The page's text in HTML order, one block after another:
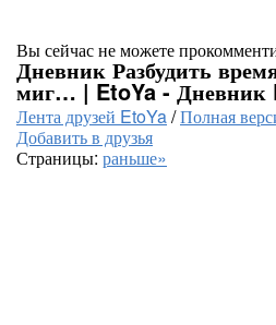
Вы сейчас не можете
Дневник Разбудить
миг… | EtoYa - Дневник
Лента друзей EtoYa/Полная
Добавить в друзья
Страницы: раньше»